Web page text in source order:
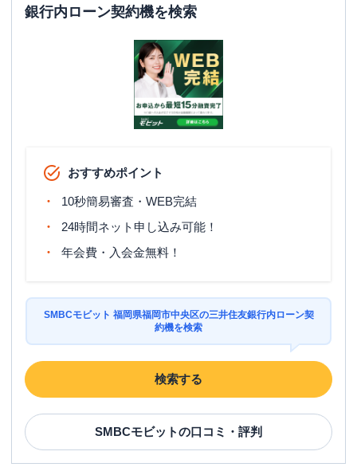
銀行内ローン契約機を検索
おすすめポイント
10秒簡易審査・WEB完結
24時間ネット申し込み可能！
年会費・入会金無料！
SMBCモビット 福岡県福岡市中央区の三井住友銀行内ローン契
約機を検索
検索する
SMBCモビットの口コミ・評判